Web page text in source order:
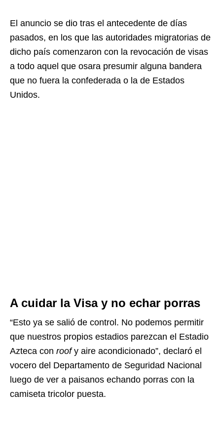
El anuncio se dio tras el antecedente de días
pasados, en los que las autoridades migratorias de
dicho país comenzaron con la revocación de visas
a todo aquel que osara presumir alguna bandera
que no fuera la confederada o la de Estados
Unidos.
A cuidar la Visa y no echar porras
“Esto ya se salió de control. No podemos permitir
que nuestros propios estadios parezcan el Estadio
Azteca con roofy aire acondicionado”, declaró el
vocero del Departamento de Seguridad Nacional
luego de ver a paisanos echando porras con la
camiseta tricolor puesta.